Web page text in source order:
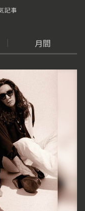
記事
月間